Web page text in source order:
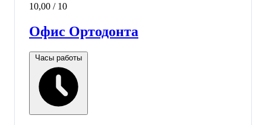
10,00 / 10
Офис Ортодонта
Часы работы